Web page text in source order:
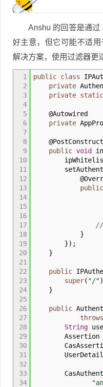
Anshu 的回答是通
好主意，但它可能不适
解决方案，使用过滤器更
1
2
3
4
5
6
7
8
9
10
11
12
13
14
15
16
17
18
19
20
21
22
23
24
25
26
27
28
29
30
31
32
33
34
public class
private
private static
@Autowired
private
@PostConstruct
public void
public
//
}
}) ;
}
public
super( "/")
}
public
throws
String
Assertion
UserDetails